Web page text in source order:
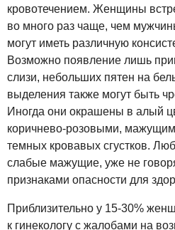
кровотечением. Женщины
во много раз чаще, чем
могут иметь различную
Возможно появление лишь
слизи, небольших пятен на
выделения также могут быть
Иногда они окрашены в алый
коричнево-розовыми,
темных кровавых сгустков.
слабые мажущие, уже не
признаками опасности для
Приблизительно у 15-30%
к гинекологу с жалобами на